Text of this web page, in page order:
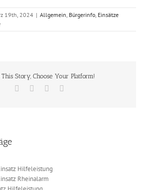
19th, 2024 | Allgemein, Bürgerinfo, Einsätze
This Story, Choose Your Platform!
Facebook